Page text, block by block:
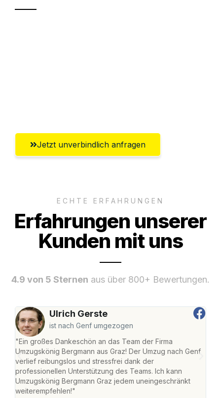
Jetzt unverbindlich anfragen
ECHTE ERFAHRUNGEN
Erfahrungen unserer
Kunden mit uns
4.9 von 5 Sternen aus über 800+ Bewertungen.
Ulrich Gerste
ist nach Genf umgezogen
"Ein großes Dankeschön an das Team der Firma
Umzugskönig Bergmann aus Graz! Der Umzug nach Genf
verlief reibungslos und stressfrei dank der
professionellen Unterstützung des Teams. Ich kann
Umzugskönig Bergmann Graz jedem uneingeschränkt
weiterempfehlen!"